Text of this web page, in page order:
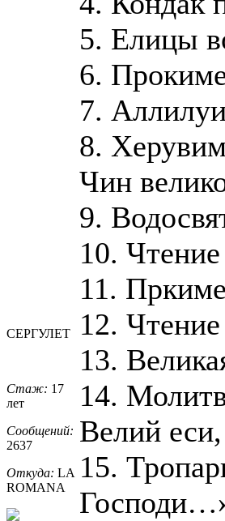
СЕРГУЛЕТ
Стаж: 17
лет
Сообщений:
2637
Откуда: LA
ROMANA
5. Елицы
6.
7.
8.
Чин
9.
10.
11.
12.
13.
14.
Велий
15.